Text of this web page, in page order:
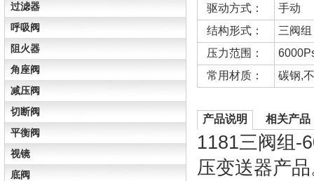
过滤器
呼吸阀
阻火器
角座阀
减压阀
切断阀
平衡阀
视镜
底阀
驱动方式：
手动
结构形式：
三阀组
压力范围：
常用材质：
碳钢,
产品说明 相关产品
1181三阀组-
压变送器产